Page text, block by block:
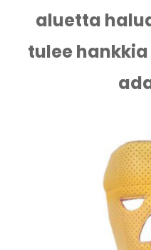
aluetta
tulee